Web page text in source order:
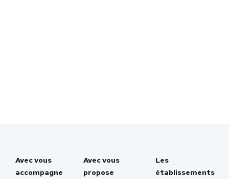
Avec vous
accompagne
Avec vous
propose
Les
établissements